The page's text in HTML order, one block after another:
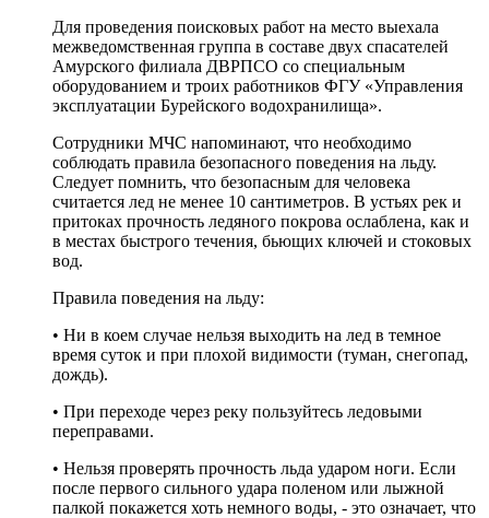
Для проведения поисковых работ на место выехала
межведомственная группа в составе двух спасателей
Амурского филиала ДВРПСО со специальным
оборудованием и троих работников ФГУ «Управления
эксплуатации Бурейского водохранилища».
Сотрудники МЧС напоминают, что необходимо
соблюдать правила безопасного поведения на льду.
Следует помнить, что безопасным для человека
считается лед не менее 10 сантиметров. В устьях рек и
притоках прочность ледяного покрова ослаблена, как и
в местах быстрого течения, бьющих ключей и стоковых
вод.
Правила поведения на льду:
• Ни в коем случае нельзя выходить на лед в темное
время суток и при плохой видимости (туман, снегопад,
дождь).
• При переходе через реку пользуйтесь ледовыми
переправами.
• Нельзя проверять прочность льда ударом ноги. Если
после первого сильного удара поленом или лыжной
палкой покажется хоть немного воды, - это означает, что